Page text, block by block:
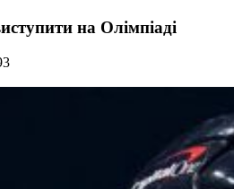
на Олімпіаді